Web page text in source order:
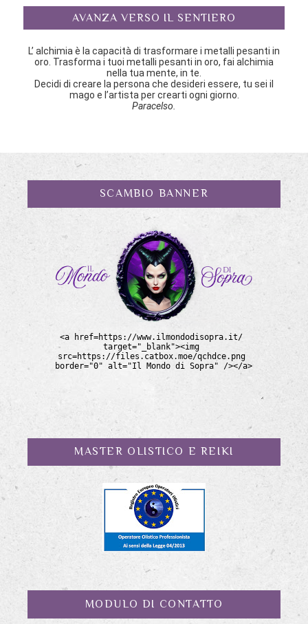
AVANZA VERSO IL SENTIERO
L’ alchimia è la capacità di trasformare i metalli pesanti in
oro. Trasforma i tuoi metalli pesanti in oro, fai alchimia
nella tua mente, in te.
Decidi di creare la persona che desideri essere, tu sei il
mago e l’artista per crearti ogni giorno.
Paracelso.
SCAMBIO BANNER
MASTER OLISTICO E REIKI
MODULO DI CONTATTO